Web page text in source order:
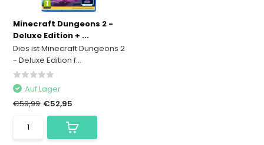
Minecraft Dungeons 2 -
Deluxe Edition + ...
Dies ist Minecraft Dungeons 2
- Deluxe Edition f...
Auf Lager
€59,99 €52,95